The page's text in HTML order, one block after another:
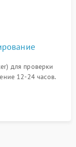
для проверки
12-24 часов.
отсутствия
к выдаче.